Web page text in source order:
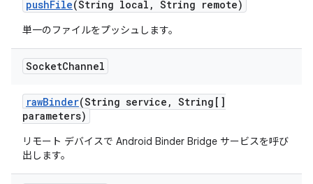
pushFile(String local , String remote)
単一のファイルをプッシュします。
SocketChannel
rawBinder(String service , String[]
parameters)
リモート デバイスで Android Binder Bridge サービスを呼び
出します。